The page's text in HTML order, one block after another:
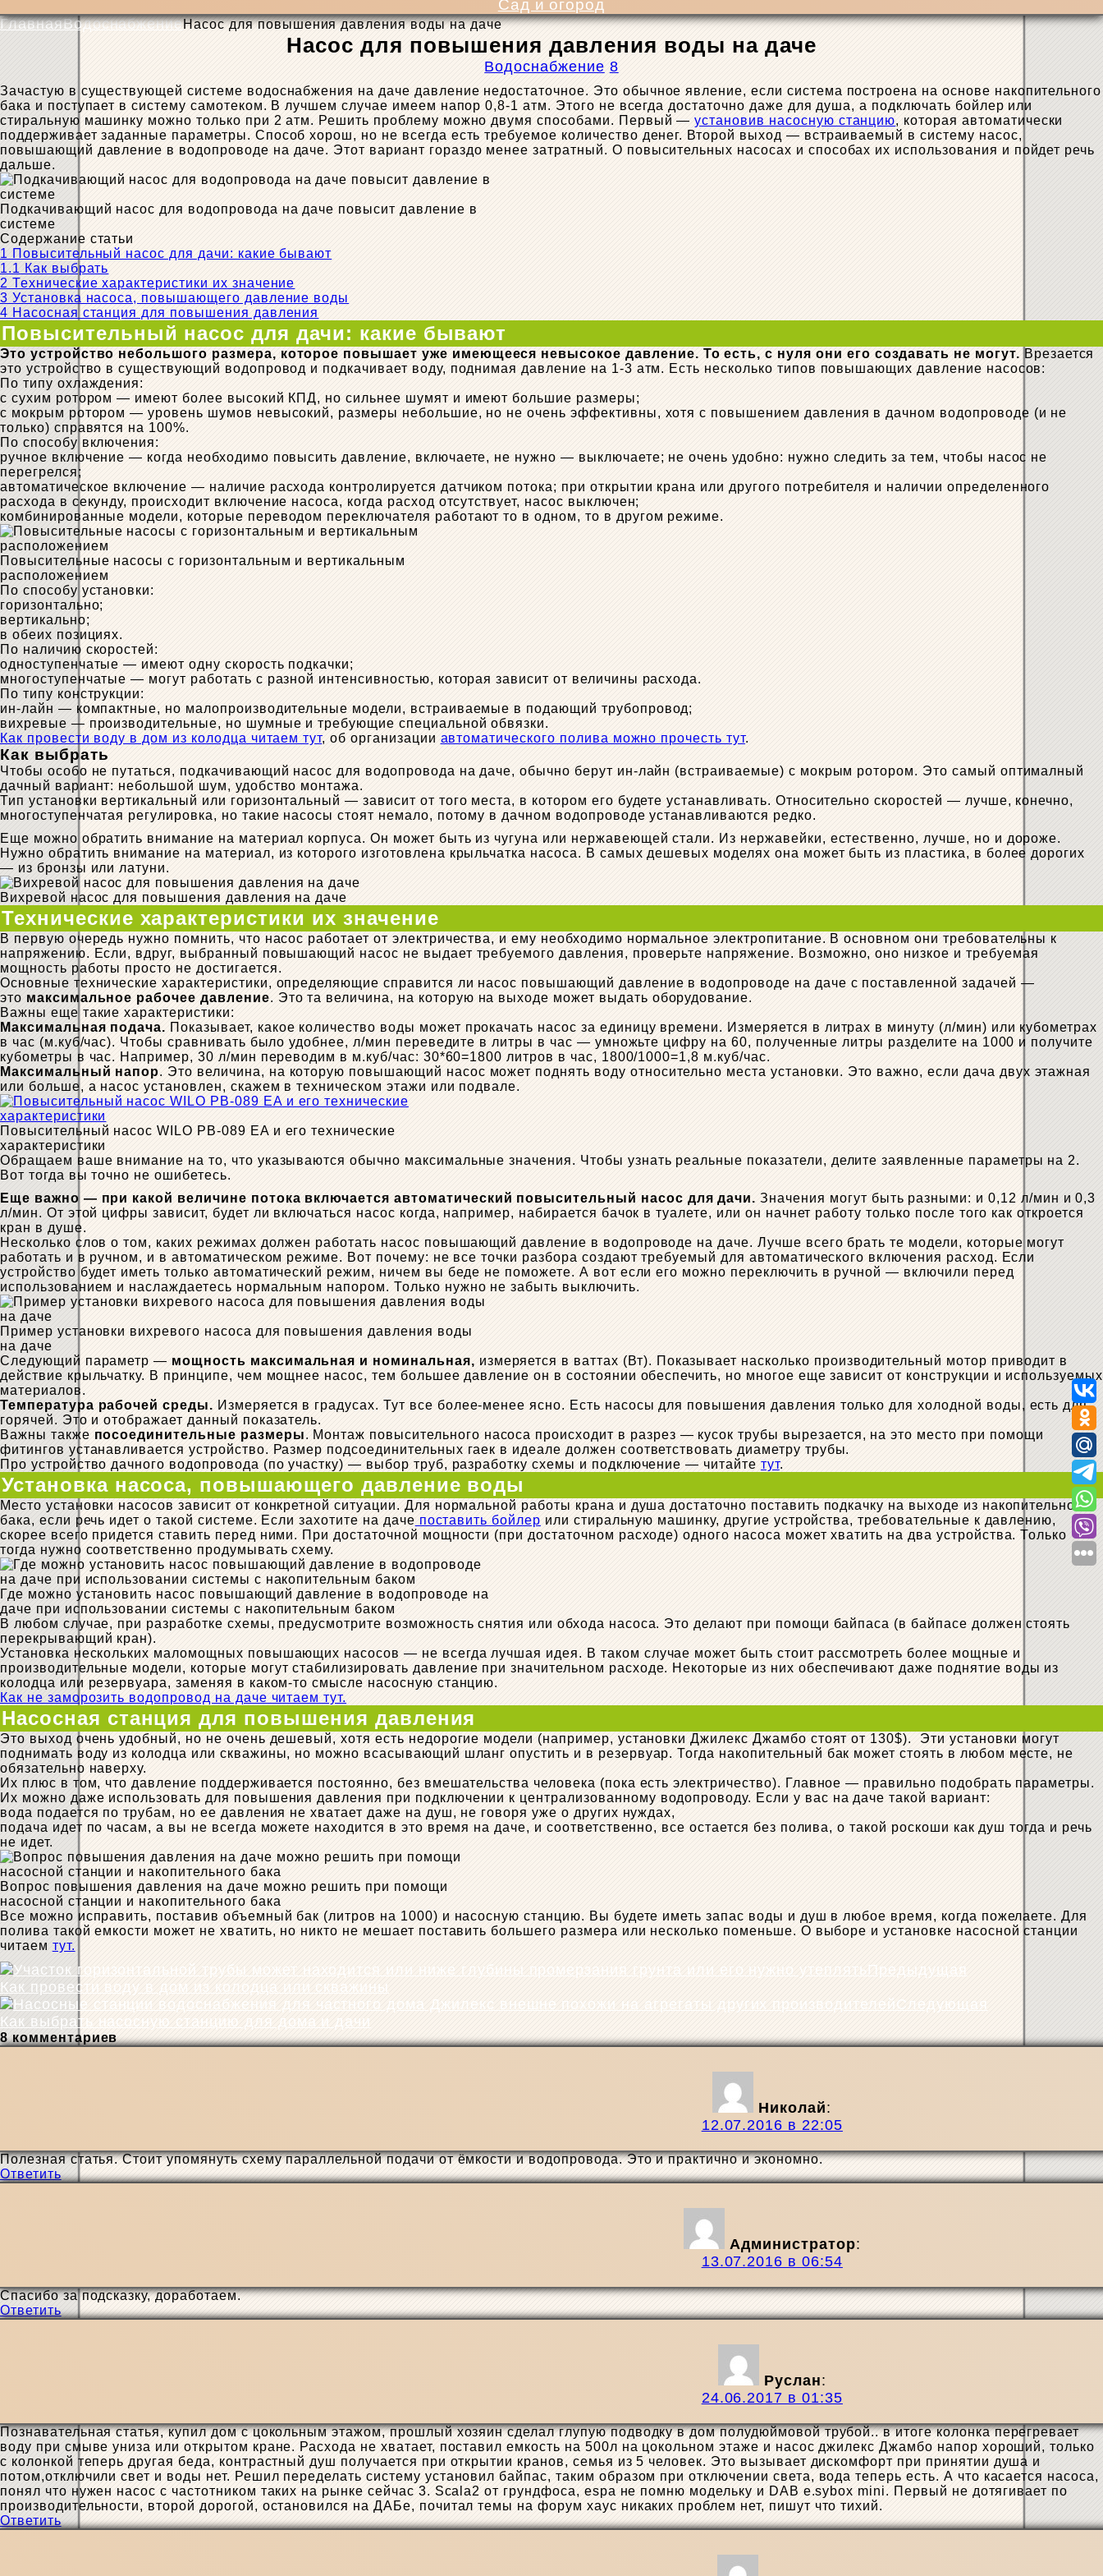
Сад и огород
ГлавнаяВодоснабжениеНасос для повышения давления воды на даче
Насос для повышения давления воды на даче
Водоснабжение 8
Зачастую в существующей системе водоснабжения на даче давление недостаточное. Это обычное явление, если система построена на основе накопительного
бака и поступает в систему самотеком. В лучшем случае имеем напор 0,8-1 атм. Этого не всегда достаточно даже для душа, а подключать бойлер или
стиральную машинку можно только при 2 атм. Решить проблему можно двумя способами. Первый —установив насосную станцию, которая автоматически
поддерживает заданные параметры. Способ хорош, но не всегда есть требуемое количество денег. Второй выход — встраиваемый в систему насос,
повышающий давление в водопроводе на даче. Этот вариант гораздо менее затратный. О повысительных насосах и способах их использования и пойдет речь
дальше.
Подкачивающий насос для водопровода на даче повысит давление в
системе
Содержание статьи
1 Повысительный насос для дачи: какие бывают
1.1 Как выбрать
2 Технические характеристики их значение
3 Установка насоса, повышающего давление воды
4 Насосная станция для повышения давления
Повысительный насос для дачи: какие бывают
Это устройство небольшого размера, которое повышает уже имеющееся невысокое давление. То есть, с нуля они его создавать не могут. Врезается
это устройство в существующий водопровод и подкачивает воду, поднимая давление на 1-3 атм. Есть несколько типов повышающих давление насосов:
По типу охлаждения:
с сухим ротором — имеют более высокий КПД, но сильнее шумят и имеют большие размеры;
с мокрым ротором — уровень шумов невысокий, размеры небольшие, но не очень эффективны, хотя с повышением давления в дачном водопроводе (и не
только) справятся на 100%.
По способу включения:
ручное включение — когда необходимо повысить давление, включаете, не нужно — выключаете; не очень удобно: нужно следить за тем, чтобы насос не
перегрелся;
автоматическое включение — наличие расхода контролируется датчиком потока; при открытии крана или другого потребителя и наличии определенного
расхода в секунду, происходит включение насоса, когда расход отсутствует, насос выключен;
комбинированные модели, которые переводом переключателя работают то в одном, то в другом режиме.
Повысительные насосы с горизонтальным и вертикальным
расположением
По способу установки:
горизонтально;
вертикально;
в обеих позициях.
По наличию скоростей:
одноступенчатые — имеют одну скорость подкачки;
многоступенчатые — могут работать с разной интенсивностью, которая зависит от величины расхода.
По типу конструкции:
ин-лайн — компактные, но малопроизводительные модели, встраиваемые в подающий трубопровод;
вихревые — производительные, но шумные и требующие специальной обвязки.
Как провести воду в дом из колодца читаем тут, об организации автоматического полива можно прочесть тут.
Как выбрать
Чтобы особо не путаться, подкачивающий насос для водопровода на даче, обычно берут ин-лайн (встраиваемые) с мокрым ротором. Это самый оптималный
дачный вариант: небольшой шум, удобство монтажа.
Тип установки вертикальный или горизонтальный — зависит от того места, в котором его будете устанавливать. Относительно скоростей — лучше, конечно,
многоступенчатая регулировка, но такие насосы стоят немало, потому в дачном водопроводе устанавливаются редко.
Еще можно обратить внимание на материал корпуса. Он может быть из чугуна или нержавеющей стали. Из нержавейки, естественно, лучше, но и дороже.
Нужно обратить внимание на материал, из которого изготовлена крыльчатка насоса. В самых дешевых моделях она может быть из пластика, в более дорогих
— из бронзы или латуни.
Вихревой насос для повышения давления на даче
Технические характеристики их значение
В первую очередь нужно помнить, что насос работает от электричества, и ему необходимо нормальное электропитание. В основном они требовательны к
напряжению. Если, вдруг, выбранный повышающий насос не выдает требуемого давления, проверьте напряжение. Возможно, оно низкое и требуемая
мощность работы просто не достигается.
Основные технические характеристики, определяющие справится ли насос повышающий давление в водопроводе на даче с поставленной задачей —
это максимальное рабочее давление. Это та величина, на которую на выходе может выдать оборудование.
Важны еще такие характеристики:
Максимальная подача. Показывает, какое количество воды может прокачать насос за единицу времени. Измеряется в литрах в минуту (л/мин) или кубометрах
в час (м.куб/час). Чтобы сравнивать было удобнее, л/мин переведите в литры в час — умножьте цифру на 60, полученные литры разделите на 1000 и получите
кубометры в час. Например, 30 л/мин переводим в м.куб/час: 30*60=1800 литров в час, 1800/1000=1,8 м.куб/час.
Максимальный напор. Это величина, на которую повышающий насос может поднять воду относительно места установки. Это важно, если дача двух этажная
или больше, а насос установлен, скажем в техническом этажи или подвале.
Повысительный насос WILO PB-089 EA и его технические
характеристики
Обращаем ваше внимание на то, что указываются обычно максимальные значения. Чтобы узнать реальные показатели, делите заявленные параметры на 2.
Вот тогда вы точно не ошибетесь.
Еще важно — при какой величине потока включается автоматический повысительный насос для дачи. Значения могут быть разными: и 0,12 л/мин и 0,3
л/мин. От этой цифры зависит, будет ли включаться насос когда, например, набирается бачок в туалете, или он начнет работу только после того как откроется
кран в душе.
Несколько слов о том, каких режимах должен работать насос повышающий давление в водопроводе на даче. Лучше всего брать те модели, которые могут
работать и в ручном, и в автоматическом режиме. Вот почему: не все точки разбора создают требуемый для автоматического включения расход. Если
устройство будет иметь только автоматический режим, ничем вы беде не поможете. А вот если его можно переключить в ручной — включили перед
использованием и наслаждаетесь нормальным напором. Только нужно не забыть выключить.
Пример установки вихревого насоса для повышения давления воды
на даче
Следующий параметр — мощность максимальная и номинальная, измеряется в ваттах (Вт). Показывает насколько производительный мотор приводит в
действие крыльчатку. В принципе, чем мощнее насос, тем большее давление он в состоянии обеспечить, но многое еще зависит от конструкции и используемых
материалов.
Температура рабочей среды. Измеряется в градусах. Тут все более-менее ясно. Есть насосы для повышения давления только для холодной воды, есть для
горячей. Это и отображает данный показатель.
Важны также посоединительные размеры. Монтаж повысительного насоса происходит в разрез — кусок трубы вырезается, на это место при помощи
фитингов устанавливается устройство. Размер подсоединительных гаек в идеале должен соответствовать диаметру трубы.
Про устройство дачного водопровода (по участку) — выбор труб, разработку схемы и подключение — читайте тут.
Установка насоса, повышающего давление воды
Место установки насосов зависит от конкретной ситуации. Для нормальной работы крана и душа достаточно поставить подкачку на выходе из накопительного
бака, если речь идет о такой системе. Если захотите на даче поставить бойлер или стиральную машинку, другие устройства, требовательные к давлению,
скорее всего придется ставить перед ними. При достаточной мощности (при достаточном расходе) одного насоса может хватить на два устройства. Только
тогда нужно соответственно продумывать схему.
Где можно установить насос повышающий давление в водопроводе на
даче при использовании системы с накопительным баком
В любом случае, при разработке схемы, предусмотрите возможность снятия или обхода насоса. Это делают при помощи байпаса (в байпасе должен стоять
перекрывающий кран).
Установка нескольких маломощных повышающих насосов — не всегда лучшая идея. В таком случае может быть стоит рассмотреть более мощные и
производительные модели, которые могут стабилизировать давление при значительном расходе. Некоторые из них обеспечивают даже поднятие воды из
колодца или резервуара, заменяя в каком-то смысле насосную станцию.
Как не заморозить водопровод на даче читаем тут.
Насосная станция для повышения давления
Это выход очень удобный, но не очень дешевый, хотя есть недорогие модели (например, установки Джилекс Джамбо стоят от 130$). Эти установки могут
поднимать воду из колодца или скважины, но можно всасывающий шланг опустить и в резервуар. Тогда накопительный бак может стоять в любом месте, не
обязательно наверху.
Их плюс в том, что давление поддерживается постоянно, без вмешательства человека (пока есть электричество). Главное — правильно подобрать параметры.
Их можно даже использовать для повышения давления при подключении к централизованному водопроводу. Если у вас на даче такой вариант:
вода подается по трубам, но ее давления не хватает даже на душ, не говоря уже о других нуждах,
подача идет по часам, а вы не всегда можете находится в это время на даче, и соответственно, все остается без полива, о такой роскоши как душ тогда и речь
не идет.
Вопрос повышения давления на даче можно решить при помощи
насосной станции и накопительного бака
Все можно исправить, поставив объемный бак (литров на 1000) и насосную станцию. Вы будете иметь запас воды и душ в любое время, когда пожелаете. Для
полива такой емкости может не хватить, но никто не мешает поставить большего размера или несколько поменьше. О выборе и установке насосной станции
читаем тут.
Предыдущая
Как провести воду в дом из колодца или скважины
Следующая
Как выбрать насосную станцию для дома и дачи
8 комментариев
Николай:
12.07.2016 в 22:05
Полезная статья. Стоит упомянуть схему параллельной подачи от ёмкости и водопровода. Это и практично и экономно.
Ответить
Администратор:
13.07.2016 в 06:54
Спасибо за подсказку, доработаем.
Ответить
Руслан:
24.06.2017 в 01:35
Познавательная статья, купил дом с цокольным этажом, прошлый хозяин сделал глупую подводку в дом полудюймовой трубой.. в итоге колонка перегревает
воду при смыве униза или открытом кране. Расхода не хватает, поставил емкость на 500л на цокольном этаже и насос джилекс Джамбо напор хороший, только
с колонкой теперь другая беда, контрастный душ получается при открытии кранов, семья из 5 человек. Это вызывает дискомфорт при принятии душа и
потом,отключили свет и воды нет. Решил переделать систему установил байпас, таким образом при отключении света, вода теперь есть. А что касается насоса,
понял что нужен насос с частотником таких на рынке сейчас 3. Scala2 от грундфоса, espa не помню модельку и DAB e.sybox mini. Первый не дотягивает по
производительности, второй дорогой, остановился на ДАБе, почитал темы на форум хаус никаких проблем нет, пишут что тихий.
Ответить